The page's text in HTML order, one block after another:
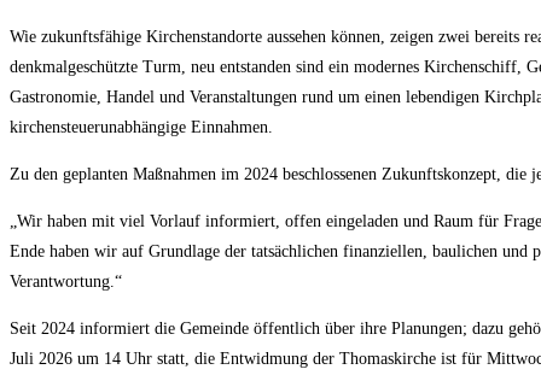
Wie zukunftsfähige Kirchenstandorte aussehen können, zeigen zwei bereits
denkmalgeschützte Turm, neu entstanden sind ein modernes
Gastronomie, Handel und Veranstaltungen rund um einen lebendigen
kirchensteuerunabhängige Einnahmen.
Zu den geplanten Maßnahmen im 2024 beschlossenen Zukunftskonzept, die
„Wir haben mit viel Vorlauf informiert, offen eingeladen und Raum für
Ende haben wir auf Grundlage der tatsächlichen finanziellen, baulichen und
Verantwortung.“
Seit 2024 informiert die Gemeinde öffentlich über ihre Planungen; dazu
Juli 2026 um 14 Uhr statt, die Entwidmung der Thomaskirche ist für